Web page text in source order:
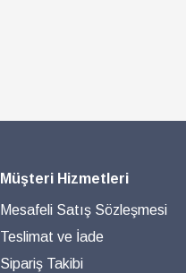
Müşteri Hizmetleri
Mesafeli Satış Sözleşmesi
Teslimat ve İade
Sipariş Takibi